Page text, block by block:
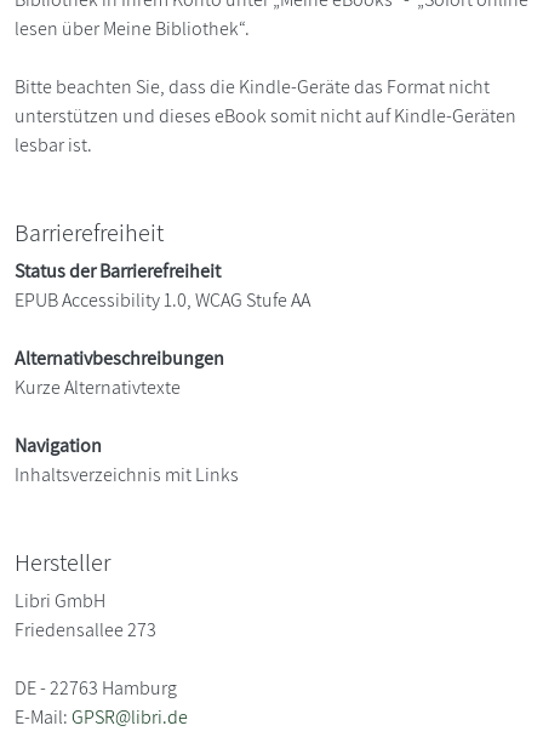
lesen über Meine Bibliothek“.
Bitte beachten Sie, dass die Kindle-Geräte das Format nicht
unterstützen und dieses eBook somit nicht auf Kindle-Geräten
lesbar ist.
Barrierefreiheit
Status der Barrierefreiheit
EPUB Accessibility 1.0, WCAG Stufe AA
Alternativbeschreibungen
Kurze Alternativtexte
Navigation
Inhaltsverzeichnis mit Links
Hersteller
Libri GmbH
Friedensallee 273
DE - 22763 Hamburg
E-Mail:GPSR@libri.de